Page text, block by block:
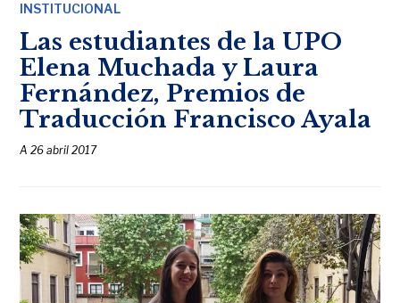
INSTITUCIONAL
Las estudiantes de la UPO
Elena Muchada y Laura
Fernández, Premios de
Traducción Francisco Ayala
A26 abril 2017